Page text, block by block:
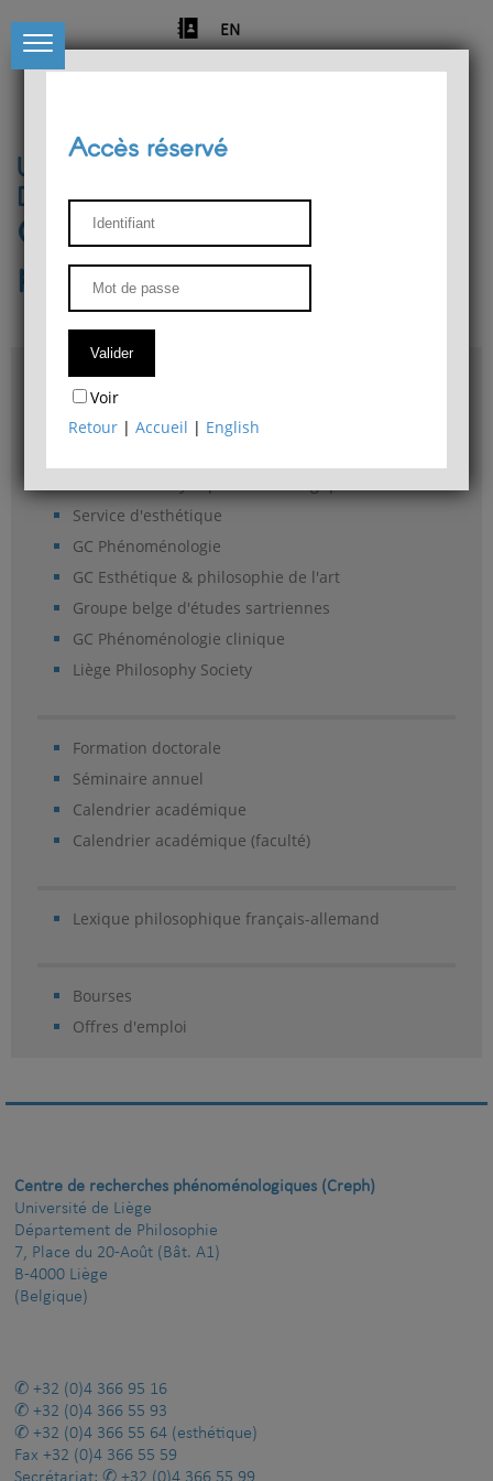
EN
Université de Liège
Département de philosophie
Centre de recherches
phénoménologiques
Accès & plans
Bibliothèque du Département de philosophie
Service d'esthétique
GC Phénoménologie
GC Esthétique & philosophie de l'art
Groupe belge d'études sartriennes
GC Phénoménologie clinique
Liège Philosophy Society
Formation doctorale
Séminaire annuel
Calendrier académique
Calendrier académique (faculté)
Lexique philosophique français-allemand
Bourses
Offres d'emploi
Accès réservé
Voir
Retour |Accueil | English
Centre de recherches phénoménologiques (Creph)
Université de Liège
Département de Philosophie
7, Place du 20-Août (Bât. A1)
B-4000 Liège
(Belgique)
+32 (0)4 366 95 16
+32 (0)4 366 55 93
+32 (0)4 366 55 64 (esthétique)
Fax +32 (0)4 366 55 59